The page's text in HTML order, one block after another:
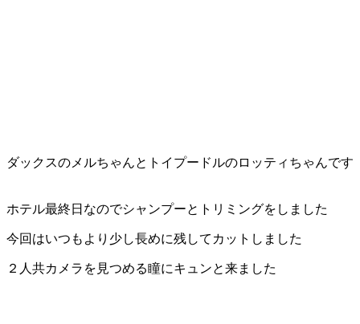
ダックスのメルちゃんとトイプードルのロッティちゃんです
ホテル最終日なのでシャンプーとトリミングをしました
今回はいつもより少し長めに残してカットしました
２人共カメラを見つめる瞳にキュンと来ました